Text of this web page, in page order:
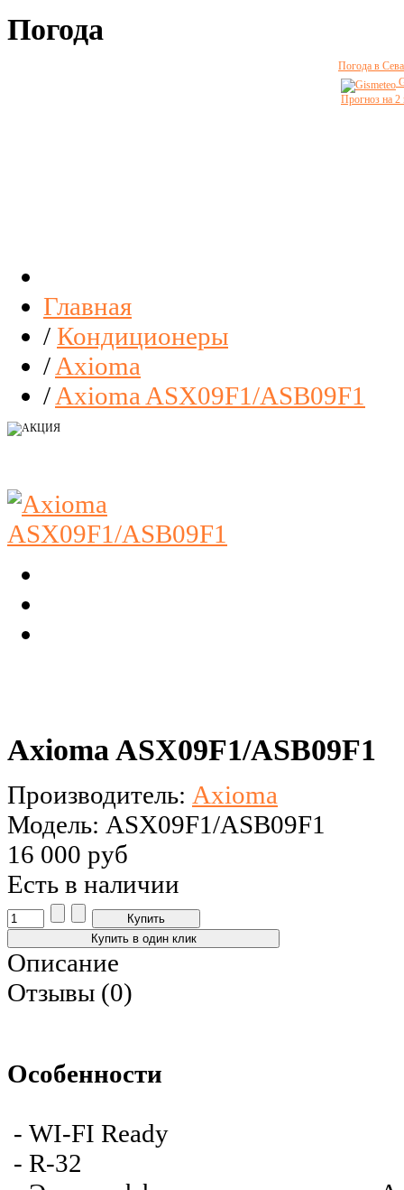
Погода
Погода в
Прогноз на 2
Главная
/ Кондиционеры
/ Axioma
/ Axioma ASX09F1/ASB09F1
Axioma ASX09F1/ASB09F1
Производитель: Axioma
Модель: ASX09F1/ASB09F1
16 000 руб
Есть в наличии
Описание
Отзывы (0)
Особенности
- WI-FI Ready
- R-32